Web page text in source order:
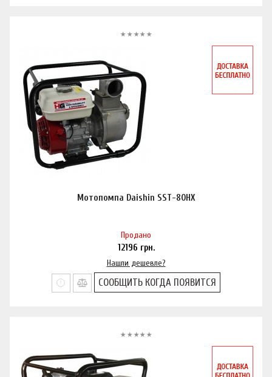
Мотопомпа Daishin SST-80HX
Продано
12196 грн.
Нашли дешевле?
СООБЩИТЬ КОГДА ПОЯВИТСЯ